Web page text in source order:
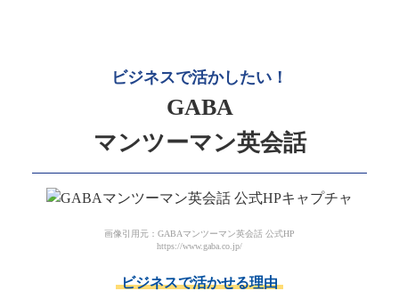
ビジネスで活かしたい！
GABA
マンツーマン英会話
画像引用元：GABAマンツーマン英会話 公式HP
https://www.gaba.co.jp/
ビジネスで活かせる理由